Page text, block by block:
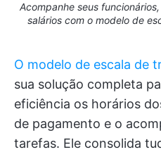
Acompanhe seus
salários com o modelo de
O modelo de escala de
sua solução completa
eficiência os horários
de pagamento e o
tarefas. Ele consolida